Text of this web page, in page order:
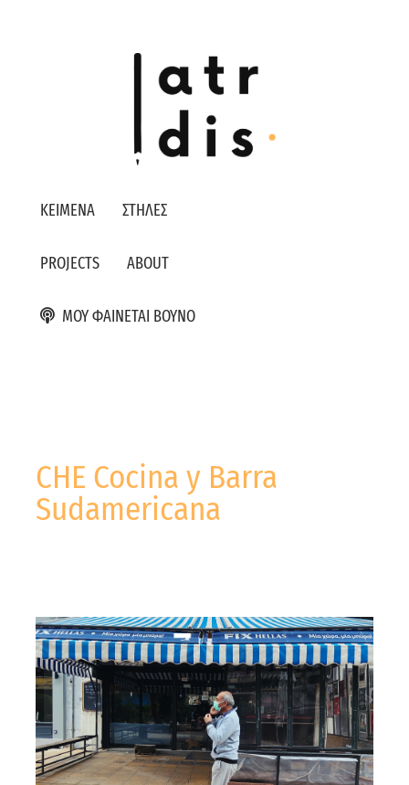
ΚΕΙΜΕΝΑ ΣΤΗΛΕΣ
PROJECTS ABOUT
ΜΟΥ ΦΑΙΝΕΤΑΙ ΒΟΥΝΟ
CHE Cocina y Barra
Sudamericana